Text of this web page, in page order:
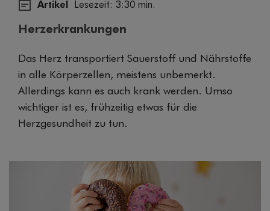
Artikel Lesezeit: 3:30 min.
Herzerkrankungen
Das Herz transportiert Sauerstoff und Nährstoffe
in alle Körperzellen, meistens unbemerkt.
Allerdings kann es auch krank werden. Umso
wichtiger ist es, frühzeitig etwas für die
Herzgesundheit zu tun.